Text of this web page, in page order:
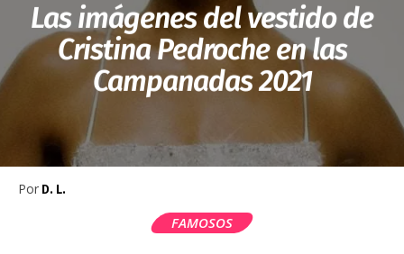
Las imágenes del vestido de
Cristina Pedroche en las
Campanadas 2021
Por D. L.
FAMOSOS